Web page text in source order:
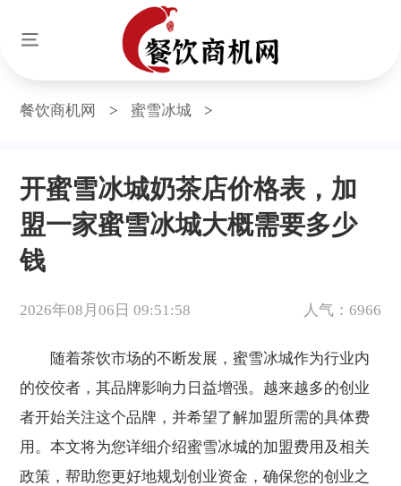
餐饮商机网 > 蜜雪冰城 >
开蜜雪冰城奶茶店价格表，加
盟一家蜜雪冰城大概需要多少
钱
2026年08月06日 09:51:58 人气：6966
随着茶饮市场的不断发展，蜜雪冰城作为行业内
的佼佼者，其品牌影响力日益增强。越来越多的创业
者开始关注这个品牌，并希望了解加盟所需的具体费
用。本文将为您详细介绍蜜雪冰城的加盟费用及相关
政策，帮助您更好地规划创业资金，确保您的创业之